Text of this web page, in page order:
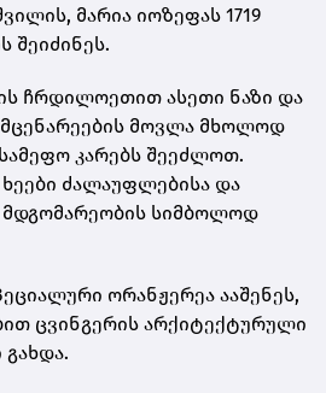
მარია იოზეფას 1719
შეიძინეს.
ჩრდილოეთით ასეთი ნაზი და
მოვლა მხოლოდ
კარებს შეეძლოთ.
ძალაუფლებისა და
სიმბოლოდ
ორანჟერეა ააშენეს,
ცვინგერის არქიტექტურული